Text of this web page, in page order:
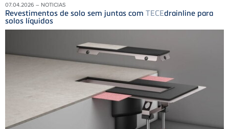
07.04.2026 – NOTICIAS
Revestimentos de solo sem juntas com TECEdrainline para
solos líquidos